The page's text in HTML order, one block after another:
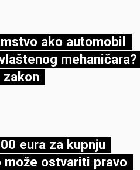
ako automobil
mehaničara?
zakon
eura za kupnju
može ostvariti pravo